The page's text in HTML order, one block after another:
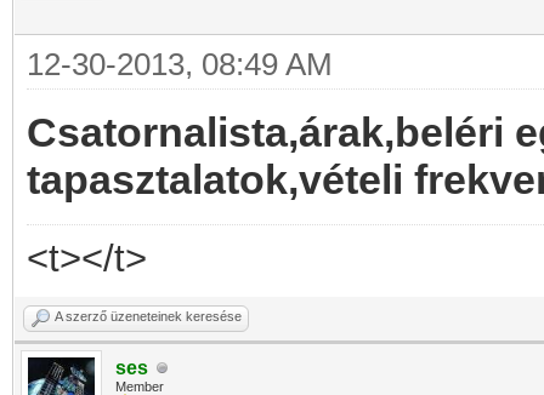
12-30-2013, 08:49 AM
Csatornalista,árak,beléri
tapasztalatok,vételi
<t></t>
A szerző üzeneteinek keresése
ses
Member